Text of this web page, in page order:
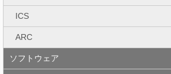
ICS
ARC
ソフトウェア